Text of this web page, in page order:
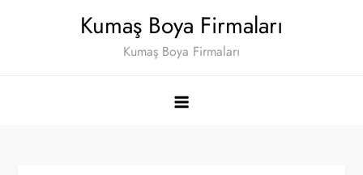
Kumaş Boya Firmaları
Kumaş Boya Firmaları